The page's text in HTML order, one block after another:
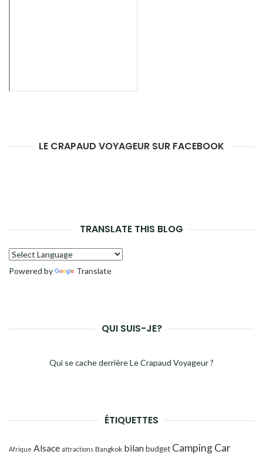
LE CRAPAUD VOYAGEUR SUR FACEBOOK
TRANSLATE THIS BLOG
Powered by Translate
QUI SUIS-JE?
Qui se cache derrière Le Crapaud Voyageur ?
ÉTIQUETTES
Afrique Alsace attractions Bangkok bilanbudget Camping Car